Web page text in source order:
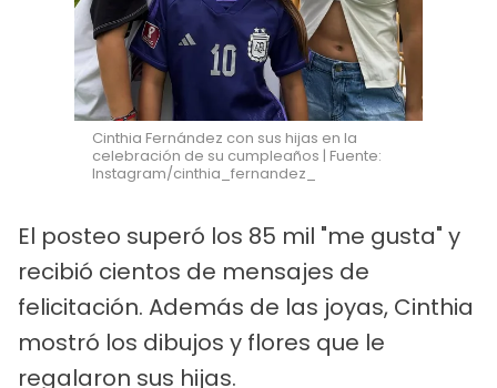
Cinthia Fernández con sus hijas en la
celebración de su cumpleaños | Fuente:
Instagram/cinthia_fernandez_
El posteo superó los 85 mil "me gusta" y
recibió cientos de mensajes de
felicitación. Además de las joyas, Cinthia
mostró los dibujos y flores que le
regalaron sus hijas.